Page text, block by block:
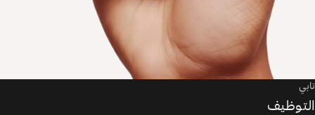
تابي
التوظيف